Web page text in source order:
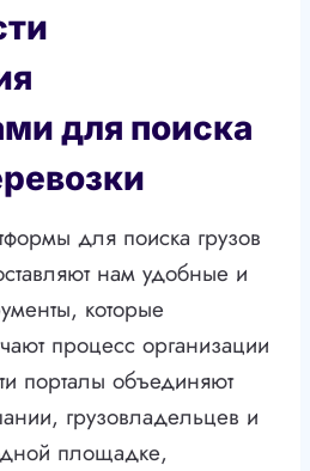
для поиска
для поиска грузов
нам удобные и
которые
процесс организации
порталы объединяют
грузовладельцев и
площадке,